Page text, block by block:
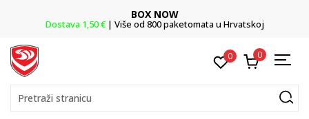
| Više od 800 paketomata u Hrvatskoj
0 0
Pretraži stranicu